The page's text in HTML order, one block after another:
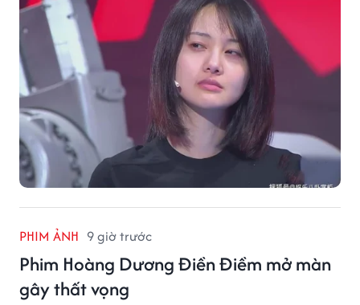
PHIM ẢNH 9 giờ trước
Phim Hoàng Dương Điền Điềm mở màn
gây thất vọng